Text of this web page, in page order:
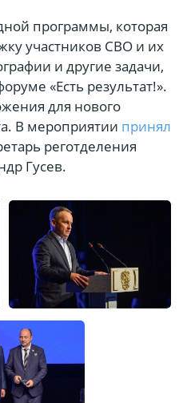
программы, которая
участников СВО и их
и другие задачи,
«Есть результат!».
для нового
В мероприятии принял
реготделения
Гусев.